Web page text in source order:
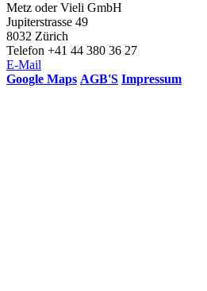
Metz oder Vieli GmbH
Jupiterstrasse 49
8032 Zürich
Telefon +41 44 380 36 27
E-Mail
Google Maps AGB'S Impressum